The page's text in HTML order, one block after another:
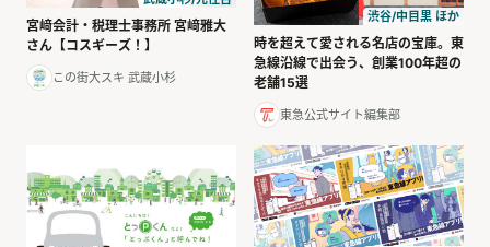
宮﨑会計・税理士事務所 宮﨑雅大
さん【コスギーズ！】
この街大スキ 武蔵小杉
渋谷/中目黒 ほか
時を超えて愛される名店の宝庫。東
急線沿線で出会う、創業100年超の
老舗15選
東急公式サイト編集部